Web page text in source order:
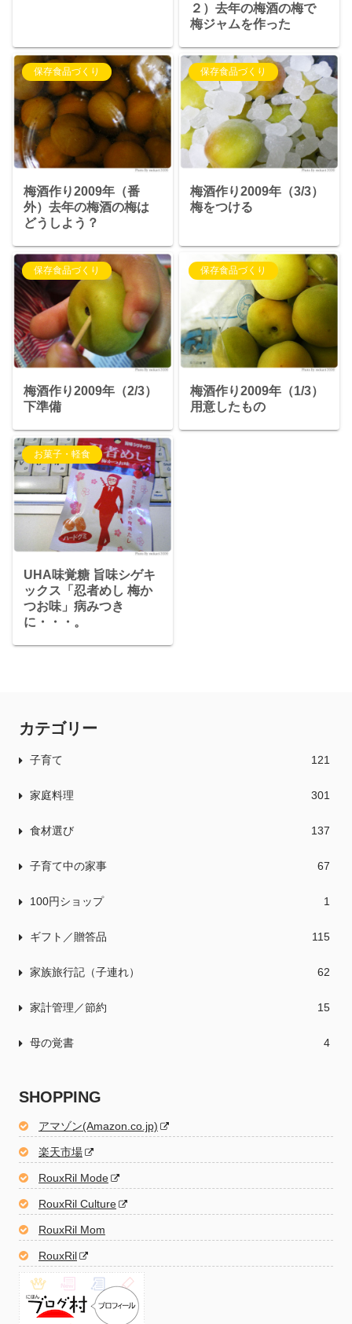
２）去年の梅酒の梅で
梅ジャムを作った
保存食品づくり
梅酒作り2009年（番
外）去年の梅酒の梅は
どうしよう？
保存食品づくり
梅酒作り2009年（3/3）
梅をつける
保存食品づくり
梅酒作り2009年（2/3）
下準備
保存食品づくり
梅酒作り2009年（1/3）
用意したもの
お菓子・軽食
UHA味覚糖 旨味シゲキ
ックス「忍者めし 梅か
つお味」病みつき
に・・・。
カテゴリー
子育て 121
家庭料理 301
食材選び 137
子育て中の家事 67
100円ショップ 1
ギフト／贈答品 115
家族旅行記（子連れ） 62
家計管理／節約 15
母の覚書 4
SHOPPING
アマゾン(Amazon.co.jp)
楽天市場
RouxRil Mode
RouxRil Culture
RouxRil Mom
RouxRil